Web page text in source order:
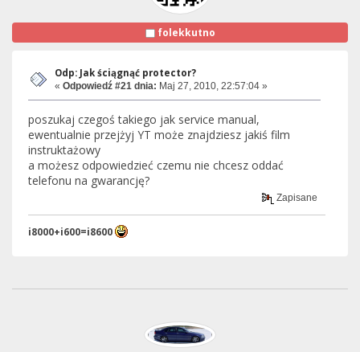
folekkutno
Odp: Jak ściągnąć protector?
« Odpowiedź #21 dnia: Maj 27, 2010, 22:57:04 »
poszukaj czegoś takiego jak service manual,
ewentualnie przejżyj YT może znajdziesz jakiś film
instruktażowy
a możesz odpowiedzieć czemu nie chcesz oddać
telefonu na gwarancję?
Zapisane
i8000+i600=i8600